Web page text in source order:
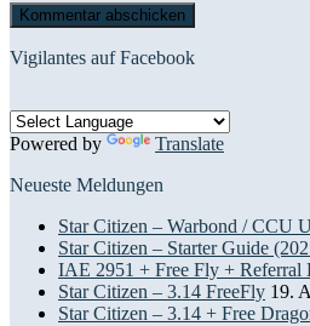
Vigilantes auf Facebook
Powered by
Translate
Neueste Meldungen
Star Citizen – Warbond / CCU
Star Citizen – Starter Guide
IAE 2951 + Free Fly + Referral
Star Citizen – 3.14 FreeFly 19.
Star Citizen – 3.14 + Free